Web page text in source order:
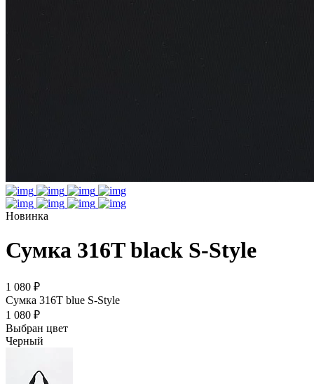
Новинка
Сумка 316T black S-Style
1 080 ₽
Сумка 316T blue S-Style
1 080 ₽
Выбран цвет
Черный